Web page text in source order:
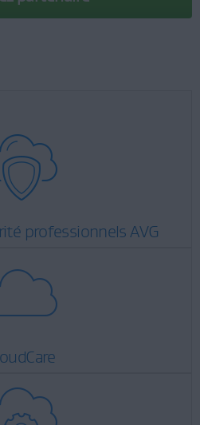
professionnels AVG